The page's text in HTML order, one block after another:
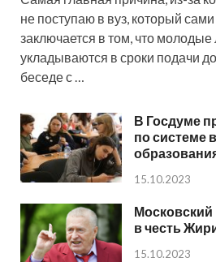
не поступаю в вуз, который
заключается в том, что
укладываются в сроки подачи
беседе с …
В Госдуме
по системе
15.10.2023
Московский
в честь
15.10.2023